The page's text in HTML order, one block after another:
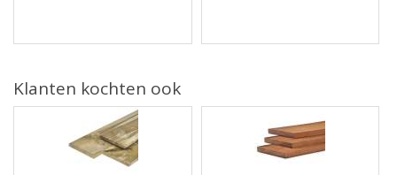
Klanten kochten ook